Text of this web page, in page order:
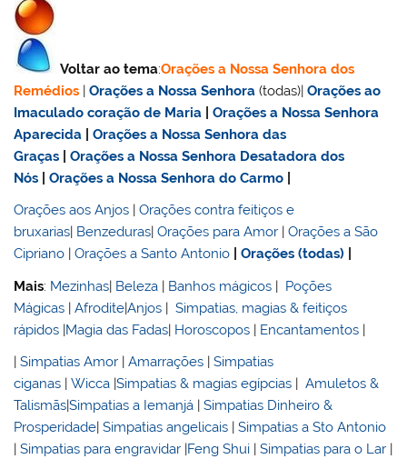
Voltar ao tema:Orações a Nossa Senhora dos
Remédios |Orações a Nossa Senhora (todas)|Orações ao
Imaculado coração de Maria |Orações a Nossa Senhora
Aparecida |Orações a Nossa Senhora das
Graças |Orações a Nossa Senhora Desatadora dos
Nós |Orações a Nossa Senhora do Carmo
Orações aos Anjos |Orações contra feitiços e
bruxarias Benzeduras |Orações para Amor |Orações a São
Cipriano |Orações a Santo Antonio |Orações (todas)
Mais: Mezinhas| Beleza | Banhos mágicos | Poções
Mágicas |Afrodite|Anjos |Simpatias, magias & feitiços
rápidos |Magia das Fadas| Horoscopos | Encantamentos |
|Simpatias Amor |Amarrações |Simpatias
ciganas |Wicca |Simpatias & magias egípcias |Amuletos &
Talismãs|Simpatias a Iemanjá |Simpatias Dinheiro &
Prosperidade|Simpatias angelicais |Simpatias a Sto Antonio
|Simpatias para engravidar |Feng Shui |Simpatias para o Lar |